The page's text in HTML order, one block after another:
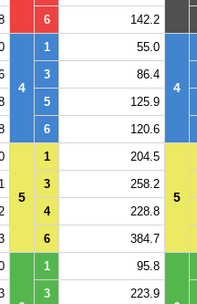
6 142.2
4
1 55.0
4
3 86.4
5 125.9
6 120.6
5
1 204.5
5
3 258.2
4 228.8
6 384.7
1 95.8
3 223.9